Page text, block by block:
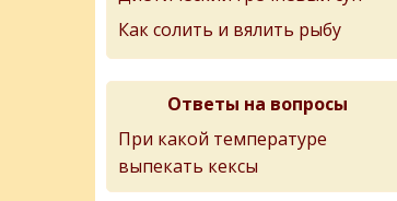
Как солить и вялить рыбу
Ответы на вопросы
При какой температуре
выпекать кексы